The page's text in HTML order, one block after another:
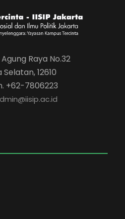
Raya No.32
12610
+62-7806223